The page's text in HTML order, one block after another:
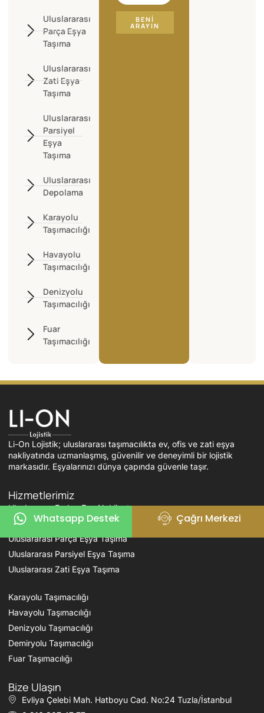
Uluslararası
Parça Eşya
Taşıma
Uluslararası
Zati Eşya
Taşıma
Uluslararası
Parsiyel
Eşya
Taşıma
Uluslararası
Depolama
Karayolu
Taşımacılığı
Havayolu
Taşımacılığı
Denizyolu
Taşımacılığı
Fuar
Taşımacılığı
BENI
ARAYIN
Li-On Lojistik; uluslararası taşımacılıkta ev, ofis ve zati eşya
nakliyatında uzmanlaşmış, güvenilir ve deneyimli bir lojistik
markasıdır. Eşyalarınızı dünya çapında güvenle taşır.
Hizmetlerimiz
Uluslararası Evden Eve Nakliyat
Uluslararası Ofis Taşıma
Uluslararası Parça Eşya Taşıma
Uluslararası Parsiyel Eşya Taşıma
Uluslararası Zati Eşya Taşıma
Karayolu Taşımacılığı
Havayolu Taşımacılığı
Denizyolu Taşımacılığı
Demiryolu Taşımacılığı
Fuar Taşımacılığı
Bize Ulaşın
Evliya Çelebi Mah. Hatboyu Cad. No:24 Tuzla/İstanbul
Whatsapp Destek Çağrı Merkezi